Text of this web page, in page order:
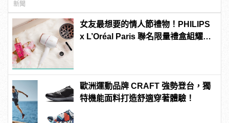
新聞
女友最想要的情人節禮物！PHILIPS
x L’Oréal Paris 聯名限量禮盒組耀眼
歐洲運動品牌 CRAFT 強勢登台，獨
特機能面料打造舒適穿著體驗！